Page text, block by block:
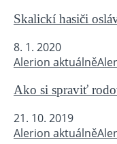
Skalickí hasiči
8. 1. 2020
Alerion aktuálně
Ako si spraviť
21. 10. 2019
Alerion aktuálně